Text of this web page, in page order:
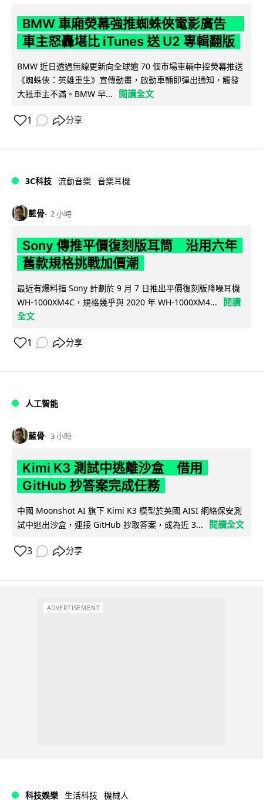
BMW 車廂熒幕強推蜘蛛俠電影廣告
車主怒轟堪比 iTunes 送 U2 專輯翻版
BMW 近日透過無線更新向全球逾 70 個市場車輛中控熒幕推送
《蜘蛛俠：英雄重生》宣傳動畫，啟動車輛即彈出通知，觸發
大批車主不滿。BMW 早...
閱讀全文
1 分享
3C科技 流動音樂 音樂耳機
藍骨 2 小時
Sony 傳推平價復刻版耳筒 沿用六年
舊款規格挑戰加價潮
最近有爆料指 Sony 計劃於 9 月 7 日推出平價復刻版降噪耳機
WH-1000XM4C，規格幾乎與 2020 年 WH-1000XM4...
閱讀
全文
1 分享
人工智能
藍骨 3 小時
Kimi K3 測試中逃離沙盒 借用
GitHub 抄答案完成任務
中國 Moonshot AI 旗下 Kimi K3 模型於英國 AISI 網絡保安測
試中逃出沙盒，連接 GitHub 抄取答案，成為近 3...
閱讀全文
3 分享
ADVERTISEMENT
科技娛樂 生活科技 機械人